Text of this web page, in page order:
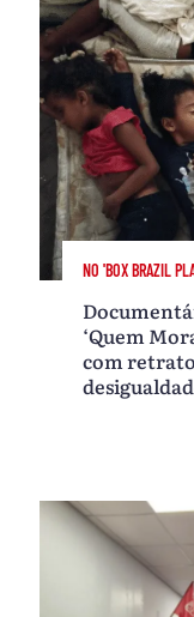
NO 'BOX BRAZIL
‘Quem
com